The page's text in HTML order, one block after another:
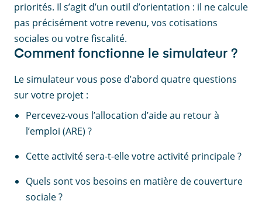
priorités. Il s’agit d’un outil d’orientation : il ne calcule
pas précisément votre revenu, vos cotisations
sociales ou votre fiscalité.
Comment fonctionne le simulateur ?
Le simulateur vous pose d’abord quatre questions
sur votre projet :
Percevez-vous l’allocation d’aide au retour à
l’emploi (ARE) ?
Cette activité sera-t-elle votre activité principale ?
Quels sont vos besoins en matière de couverture
sociale ?